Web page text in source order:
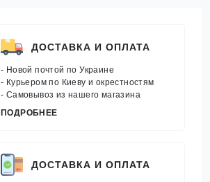
ДОСТАВКА И ОПЛАТА
- Новой почтой по Украине
- Курьером по Киеву и окрестностям
- Самовывоз из нашего магазина
ПОДРОБНЕЕ
ДОСТАВКА И ОПЛАТА